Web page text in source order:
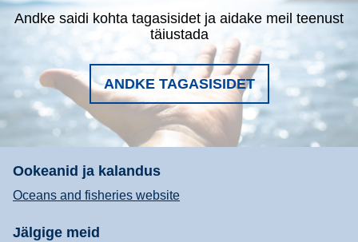
Andke saidi kohta tagasisidet ja aidake meil teenust
täiustada
ANDKE TAGASISIDET
Ookeanid ja kalandus
Oceans and fisheries website
Jälgige meid